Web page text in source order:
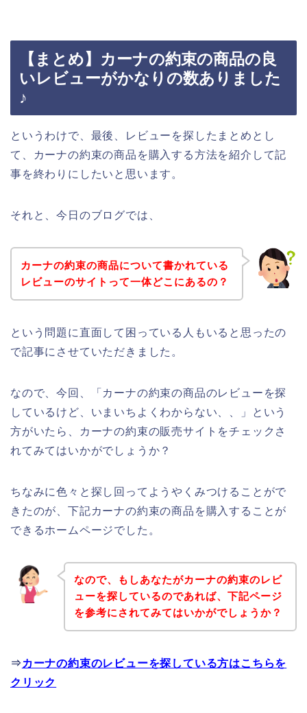
【まとめ】カーナの約束の商品の良
いレビューがかなりの数ありました
♪
というわけで、最後、レビューを探したまとめとし
て、カーナの約束の商品を購入する方法を紹介して記
事を終わりにしたいと思います。
それと、今日のブログでは、
カーナの約束の商品について書かれている
レビューのサイトって一体どこにあるの？
という問題に直面して困っている人もいると思ったの
で記事にさせていただきました。
なので、今回、「カーナの約束の商品のレビューを探
しているけど、いまいちよくわからない、、」という
方がいたら、カーナの約束の販売サイトをチェックさ
れてみてはいかがでしょうか？
ちなみに色々と探し回ってようやくみつけることがで
きたのが、下記カーナの約束の商品を購入することが
できるホームページでした。
なので、もしあなたがカーナの約束のレビ
ューを探しているのであれば、下記ページ
を参考にされてみてはいかがでしょうか？
⇒ カーナの約束のレビューを探している方はこちらを
クリック